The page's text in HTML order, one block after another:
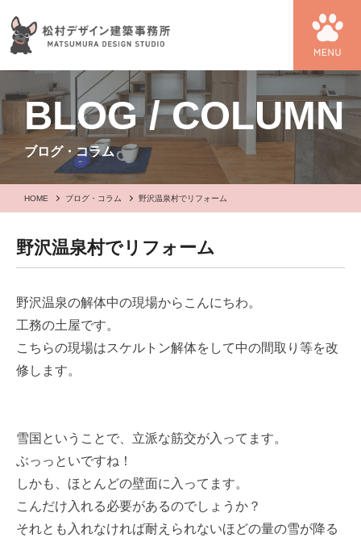
BLOG / COLUMN
ブログ・コラム
HOME ブログ・コラム 野沢温泉村でリフォーム
野沢温泉村でリフォーム
野沢温泉の解体中の現場からこんにちわ。
工務の土屋です。
こちらの現場はスケルトン解体をして中の間取り等を改
修します。
雪国ということで、立派な筋交が入ってます。
ぶっっといですね！
しかも、ほとんどの壁面に入ってます。
こんだけ入れる必要があるのでしょうか？
それとも入れなければ耐えられないほどの量の雪が降る